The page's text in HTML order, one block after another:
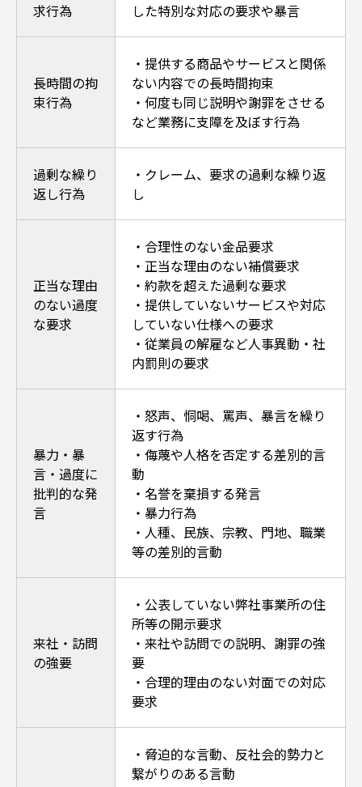
求行為
した特別な対応の要求や暴言
長時間の拘
束行為
・提供する商品やサービスと関係
ない内容での長時間拘束
・何度も同じ説明や謝罪をさせる
など業務に支障を及ぼす行為
過剰な繰り
返し行為
・クレーム、要求の過剰な繰り返
し
正当な理由
のない過度
な要求
・合理性のない金品要求
・正当な理由のない補償要求
・約款を超えた過剰な要求
・提供していないサービスや対応
していない仕様への要求
・従業員の解雇など人事異動・社
内罰則の要求
暴力・暴
言・過度に
批判的な発
言
・怒声、恫喝、罵声、暴言を繰り
返す行為
・侮蔑や人格を否定する差別的言
動
・名誉を棄損する発言
・暴力行為
・人種、民族、宗教、門地、職業
等の差別的言動
来社・訪問
の強要
・公表していない弊社事業所の住
所等の開示要求
・来社や訪問での説明、謝罪の強
要
・合理的理由のない対面での対応
要求
・脅迫的な言動、反社会的勢力と
繋がりのある言動